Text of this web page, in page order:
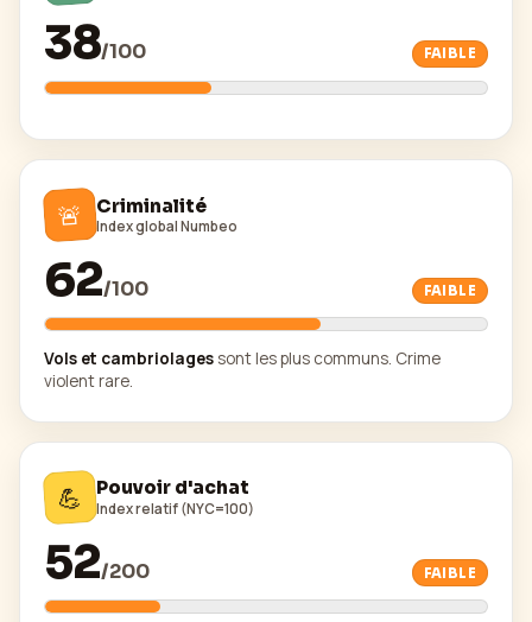
38/100 FAIBLE
🚨 Criminalité
Index global Numbeo
62/100 FAIBLE
Vols et cambriolages sont les plus communs. Crime
violent rare.
💪 Pouvoir d'achat
Index relatif (NYC=100)
52/200 FAIBLE